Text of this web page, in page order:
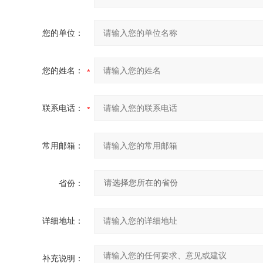
您的单位：
您的姓名：
联系电话：
常用邮箱：
省份：
详细地址：
补充说明：